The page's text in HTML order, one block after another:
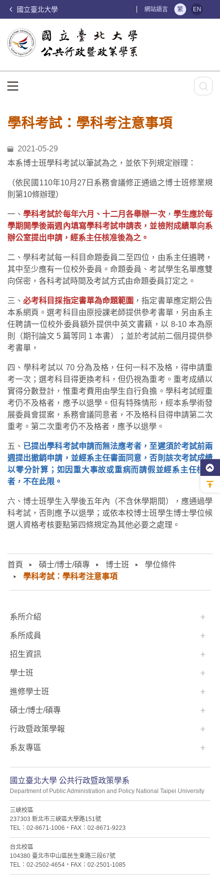
國立臺北大學 網站語言 繁 EN
首頁 碩士/博士/碩專 博士班
學位條件
學科考試：學科考注意事項
學科考試：學科考注意事項
2021-05-29
本系博士班學科考試以筆試為之，並依下列規定辦理：
（依民國110年10月27日系務會議修正通過之博士班修業規
則第10條辦理）
一、學科考試於每年六月、十二月各舉辦一次， 學生應於每
學期開學後兩週內填寫學科考試申請表，並檢附成績單向系
辦公室提出申請，經系主任核准後為之。
二、學科考試每一科目命題委員二至四位，由系主任遴聘，
其中至少應有一位校外委員。命題委員、考試學生名單應雙
向保密，各科考試時間及考試方式由命題委員訂定之。
三、必考科目採指定書單為命題範圍 ，指定書單應定期公告
本系網頁。選考科目由原授課老師提供參考書單，另由系主
任聘請一位校外委員額外提供中英文書籍，以 8-10 本為原
則（期刊論文 5 篇等同 1 本書）；並於考試前二個月提供參
考書單，
四、學科考試以 70 分為及格，任何一科不及格，得申請重
考一次；選考科目得更換考科，但仍視為重考。重考成績以
實得分數登計，惟重考費用由學生自行負擔。學科考試經重
考仍不及格者，應予以退學。但有特殊情形，經本系學術發
展委員會提案，系務會議同意者，不及格科目得申請第二次
重考。第二次重考仍不及格者，應予以退學。
五、 已提出學科考試申請而無法應考者，至遲須於考試前兩
週提出撤銷申請，並經系主任書面同意，否則該次考試成績
以零分計算；如因重大事故或重病而請假並經系主任核准
者，不在此限。
六、博士班學生入學後五年內（不含休學期間），應通過學
科考試，否則應予以退學；或依本校博士班學生博士學位候
選人資格考核要點第四條規定為其他必要之處理。
:::
國立臺北大學 公共行政暨政策學系
Department of Public Administration and Policy National Taipei University
三峽校區
237303 新北市三峽區大學路151號
TEL：02-8671-1006・FAX：02-8671-9223
台北校區
104380 臺北市中山區民生東路三段67號
TEL：02-2502-4654・FAX：02-2501-1085
系所介紹
系所成員
招生資訊
學士班⠀⠀
進修學士班
碩士/博士/碩專
行政暨政策學報
系友專區